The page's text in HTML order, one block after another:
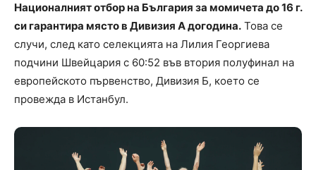
Националният отбор на България за момичета до 16 г.
си гарантира място в Дивизия А догодина. Това се
случи, след като селекцията на Лилия Георгиева
подчини Швейцария с 60:52 във втория полуфинал на
европейското първенство, Дивизия Б, което се
провежда в Истанбул.